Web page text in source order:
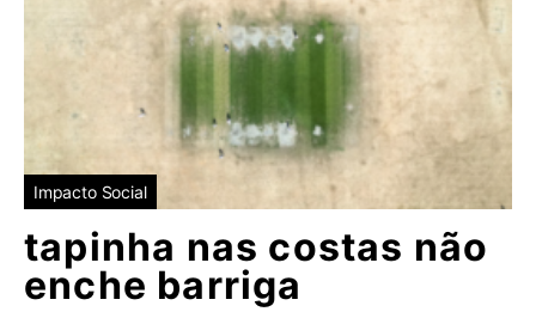
Impacto Social
tapinha nas costas não
enche barriga